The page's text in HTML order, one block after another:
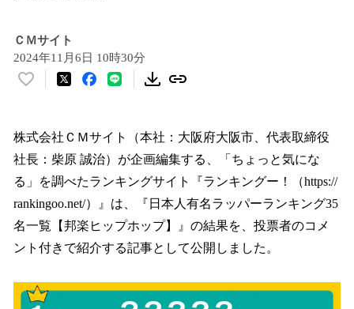
ＣＭサイト
2024年11月6日 10時30分
い
！
数
を
読
み
中
す
株式会社ＣＭサイト（本社：大阪府大阪市、代表取締役
社長：柴原 誠治）が企画編集する、「ちょっと気にな
る」を調べたランキングサイト『ランキングー！（https://
rankingoo.net/）』は、『日本人有名ラッパーランキング35
名一覧【邦楽ヒップホップ】』の結果を、投票者のコメ
ント付きで紹介する記事として公開しました。